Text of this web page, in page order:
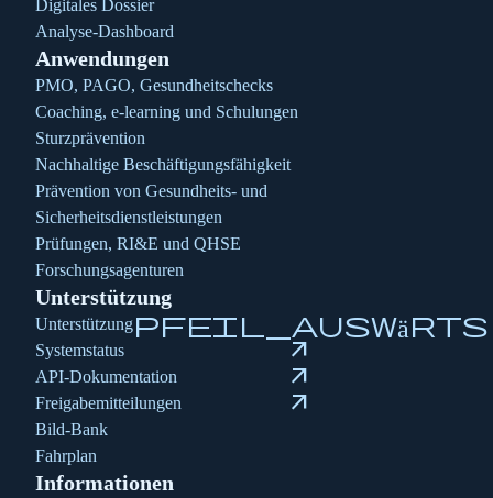
Digitales Dossier
Analyse-Dashboard
Anwendungen
PMO, PAGO, Gesundheitschecks
Coaching, e-learning und Schulungen
Sturzprävention
Nachhaltige Beschäftigungsfähigkeit
Prävention von Gesundheits- und
Sicherheitsdienstleistungen
Prüfungen, RI&E und QHSE
Forschungsagenturen
Unterstützung
Unterstützungpfeil_auswärts
Systemstatus arrow_outward
API-Dokumentation arrow_outward
Freigabemitteilungen arrow_outward
Bild-Bank
Fahrplan
Informationen